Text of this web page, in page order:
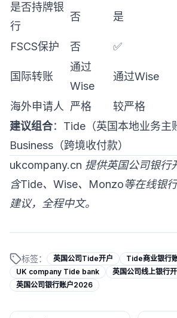
是否持牌银
行
否 是
FSCS保护 否 ✅
国际转账
通过
Wise
通过Wise
海外申请人 严格 较严格
建议组合：Tide（英国本地业务主
Business（跨境收付款）
ukcompany.cn 提供英国公司银行
含Tide、Wise、Monzo等在线银
建议，全程中文。
标签： 英国公司Tide开户
Tide商业银行
UK company Tide bank
英国公司线上银行
英国公司银行账户2026